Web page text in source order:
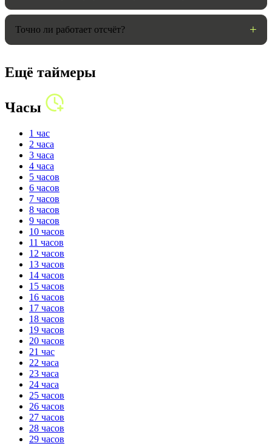
Точно ли работает отсчёт?
Ещё таймеры
Часы
1 час
2 часа
3 часа
4 часа
5 часов
6 часов
7 часов
8 часов
9 часов
10 часов
11 часов
12 часов
13 часов
14 часов
15 часов
16 часов
17 часов
18 часов
19 часов
20 часов
21 час
22 часа
23 часа
24 часа
25 часов
26 часов
27 часов
28 часов
29 часов